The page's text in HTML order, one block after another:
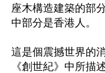
座木構造建築的部
中部分是香港人。
這是個震撼世界的
《創世紀》中所描